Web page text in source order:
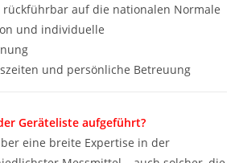
auf die nationalen Normale
und individuelle
und persönliche Betreuung
Geräteliste aufgeführt?
eine breite Expertise in der